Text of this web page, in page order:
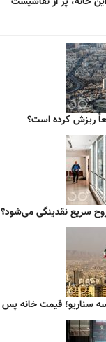
ریزش کرده است؟
سریع نقدینگی می‌شود؟
سناریو؛ قیمت خانه پس